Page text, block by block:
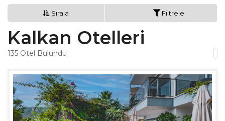
Sırala Filtrele
Kalkan Otelleri
135 Otel Bulundu